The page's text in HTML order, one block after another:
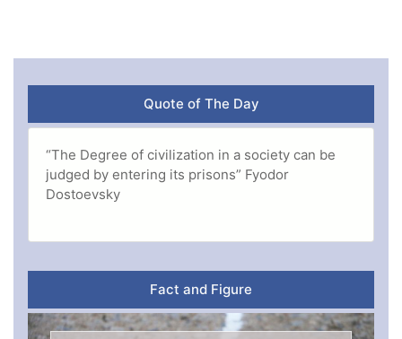
Quote of The Day
“The Degree of civilization in a society can be
judged by entering its prisons” Fyodor
Dostoevsky
Fact and Figure